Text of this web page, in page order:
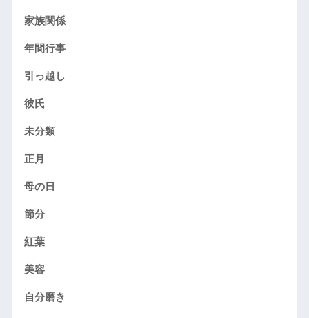
家族関係
年間行事
引っ越し
彼氏
未分類
正月
母の日
節分
紅葉
美容
自分磨き